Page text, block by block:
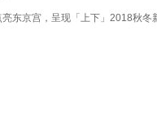
东京宫，呈现「上下」2018秋冬